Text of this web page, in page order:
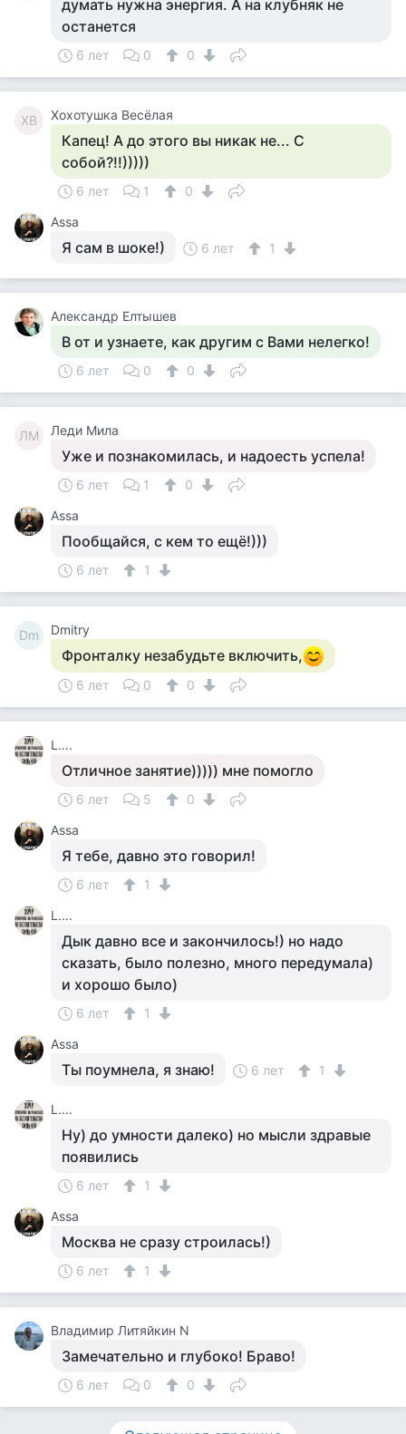
думать нужна энергия. А на клубняк не
останется
6 лет 0 0
ХВ Хохотушка Весёлая
Капец! А до этого вы никак не... С
собой?!!)))))
6 лет 1
0
Assa
Я сам в шоке!) 6 лет 1
Александр Елтышев
В от и узнаете, как другим с Вами нелегко!
6 лет 0 0
ЛМ Леди Мила
Уже и познакомилась, и надоесть успела!
6 лет 1
0
Assa
Пообщайся, с кем то ещё!)))
6 лет 1
Dm Dmitry
Фронталку незабудьте включить,
6 лет 0 0
L….
Отличное занятие))))) мне помогло
6 лет 5
0
Assa
Я тебе, давно это говорил!
6 лет
1
L….
Дык давно все и закончилось!) но надо
сказать, было полезно, много передумала)
и хорошо было)
6 лет
1
Assa
Ты поумнела, я знаю! 6 лет 1
L….
Ну) до умности далеко) но мысли здравые
появились
6 лет
1
Assa
Москва не сразу строилась!)
6 лет 1
Владимир Литяйкин N
Замечательно и глубоко! Браво!
6 лет 0 0